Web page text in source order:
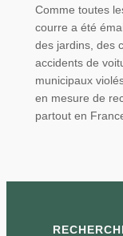
Comme toutes
courre a été
des jardins, des
accidents de
municipaux
en mesure de
partout en